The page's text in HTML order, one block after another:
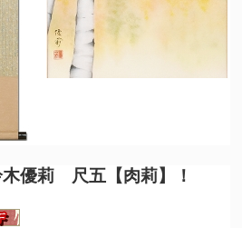
優莉 尺五【肉莉】！